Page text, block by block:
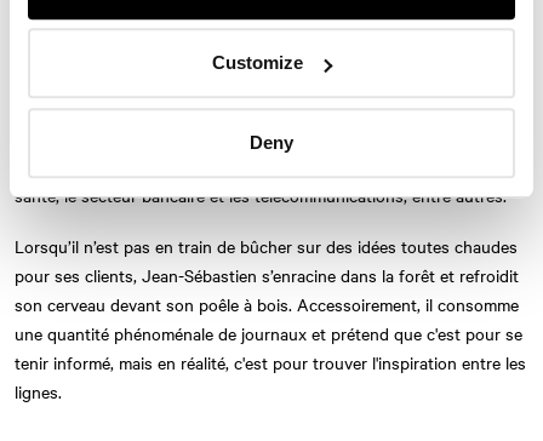
Customize
Deny
Avant de se joindre àNATIONAL, Jean-Sébastien a travaillé au sein
des clients d’envergure internationale, nationale que locale. Son
expertise s’est déployée dans des industries variées telles que
l’énergie, les biens de consommation, l’automobile, les agences
santé, le secteur bancaire et les télécommunications, entre autres.
Lorsqu’il n’est pas en train de bûcher sur des idées toutes chaudes
pour ses clients, Jean-Sébastien s’enracine dans la forêt et refroidit
son cerveau devant son poêle à bois. Accessoirement, il consomme
une quantité phénoménale de journaux et prétend que c'est pour se
tenir informé, mais en réalité, c'est pour trouver l'inspiration entre les
lignes.
© 2026 Le Cabinet de relations publiques NATIONAL, une entreprise d’AVENIR
Conditions d'utilisation Politique de confidentialité
Accessibilité
S'abonner Nous joindre
Facebook